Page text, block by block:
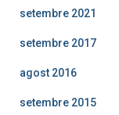
setembre 2021
setembre 2017
agost 2016
setembre 2015